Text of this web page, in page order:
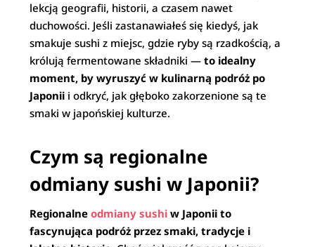
lekcją geografii, historii, a czasem nawet
duchowości. Jeśli zastanawiałeś się kiedyś, jak
smakuje sushi z miejsc, gdzie ryby są rzadkością, a
królują fermentowane składniki —to idealny
moment, by wyruszyć w kulinarną podróż po
Japonii i odkryć, jak głęboko zakorzenione są te
smaki w japońskiej kulturze.
Czym są regionalne
odmiany sushi w Japonii?
Regionalneodmiany sushi w Japonii to
fascynująca podróż przez smaki, tradycje i